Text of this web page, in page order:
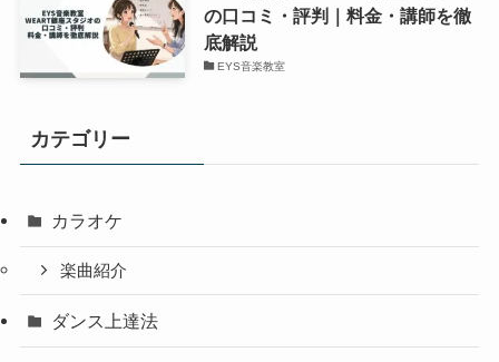
の口コミ・評判｜料金・講師を徹
底解説
EYS音楽教室
カテゴリー
カラオケ
楽曲紹介
ダンス上達法